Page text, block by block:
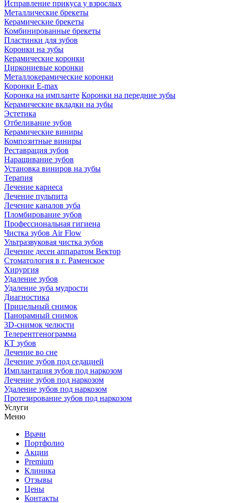
Исправление прикуса у взрослых
Металлические брекеты
Керамические брекеты
Комбинированные брекеты
Пластинки для зубов
Коронки на зубы
Керамические коронки
Циркониевые коронки
Металлокерамические коронки
Коронки E-max
Коронка на импланте Коронки на передние зубы
Керамические вкладки на зубы
Эстетика
Отбеливание зубов
Керамические виниры
Композитные виниры
Реставрация зубов
Наращивание зубов
Установка виниров на зубы
Терапия
Лечение кариеса
Лечение пульпита
Лечение каналов зуба
Пломбирование зубов
Профессиональная гигиена
Чистка зубов Air Flow
Ультразвуковая чистка зубов
Лечение десен аппаратом Вектор
Стоматология в г. Раменское
Хирургия
Удаление зубов
Удаление зуба мудрости
Диагностика
Прицельный снимок
Панорамный снимок
3D-снимок челюсти
Телерентгенограмма
КТ зубов
Лечение во сне
Лечение зубов под седацией
Имплантация зубов под наркозом
Лечение зубов под наркозом
Удаление зубов под наркозом
Протезирование зубов под наркозом
Услуги
Меню
Врачи
Портфолио
Акции
Premium
Клиника
Отзывы
Цены
Контакты